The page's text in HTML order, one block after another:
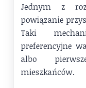
Jednym z
powiązanie
Taki
preferencyjne
albo
mieszkańców.